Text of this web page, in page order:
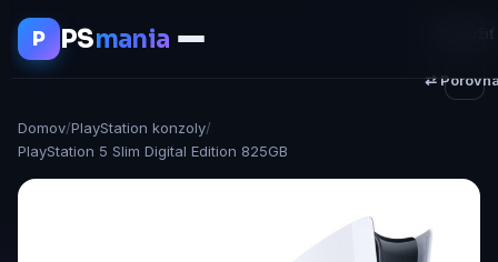
P PSmania
Domov/PlayStation konzoly/
PlayStation 5 Slim Digital Edition 825GB
⇄